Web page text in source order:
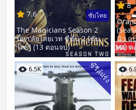
7.6 ซับไทย
The Magicians Season 2
มหา’ลัยไสยเวท ซีซั่น 2 [ซับ
ไทย] (13 ตอนจบ)
8
นิว แ
(13 ต
6.5K ซีรีส์ฝรั่ง